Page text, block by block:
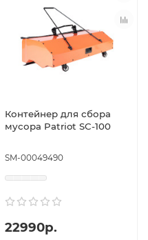
Контейнер для сбора
мусора Patriot SC-100
SM-00049490
22990р.